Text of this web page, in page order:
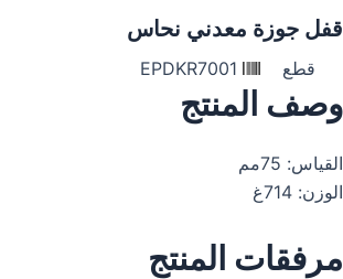
قفل جوزة معدني نحاس
قطع EPDKR7001
وصف المنتج
القياس: 75مم
الوزن: 714غ
مرفقات المنتج